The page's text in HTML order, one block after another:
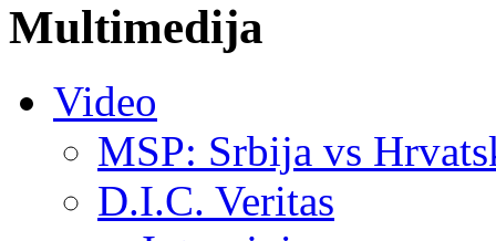
Multimedija
Video
MSP: Srbija vs
D.I.C. Veritas